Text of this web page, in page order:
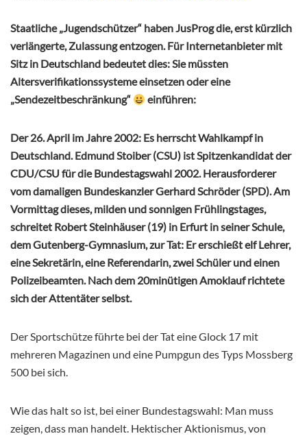
Staatliche „Jugendschützer“ haben JusProg die, erst kürzlich
verlängerte, Zulassung entzogen. Für Internetanbieter mit
Sitz in Deutschland bedeutet dies: Sie müssten
Altersverifikationssysteme einsetzen oder eine
„Sendezeitbeschränkung“
einführen:
Der 26. April im Jahre 2002: Es herrscht Wahlkampf in
Deutschland. Edmund Stoiber (CSU) ist Spitzenkandidat der
CDU/CSU für die Bundestagswahl 2002. Herausforderer
vom damaligen Bundeskanzler Gerhard Schröder (SPD). Am
Vormittag dieses, milden und sonnigen Frühlingstages,
schreitet Robert Steinhäuser (19) in Erfurt in seiner Schule,
dem Gutenberg-Gymnasium, zur Tat: Er erschießt elf Lehrer,
eine Sekretärin, eine Referendarin, zwei Schüler und einen
Polizeibeamten. Nach dem 20minütigen Amoklauf richtete
sich der Attentäter selbst.
Der Sportschütze führte bei der Tat eine Glock 17 mit
mehreren Magazinen und eine Pumpgun des Typs Mossberg
500 bei sich.
Wie das halt so ist, bei einer Bundestagswahl: Man muss
zeigen, dass man handelt. Hektischer Aktionismus, von